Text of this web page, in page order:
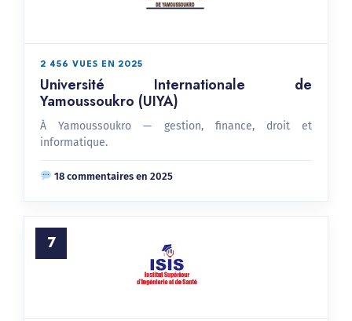
2 456 VUES EN 2025
Université Internationale de
Yamoussoukro (UIYA)
À Yamoussoukro — gestion, finance, droit et
informatique.
18 commentaires en 2025
7